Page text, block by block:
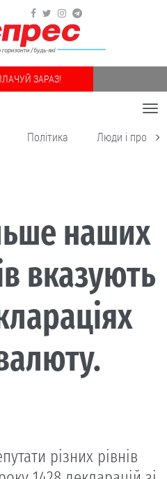
ЗАРАЗ!
Політика Люди і
наших
вказують
різних рівнів